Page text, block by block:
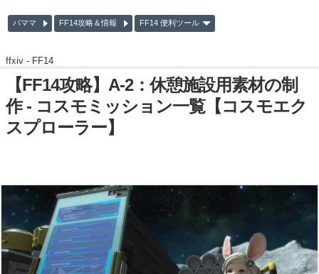
パママ FF14攻略＆情報 FF14 便利ツール
ffxiv - FF14
【FF14攻略】A-2：休憩施設用素材の制
作 - コスモミッション一覧【コスモエク
スプローラー】